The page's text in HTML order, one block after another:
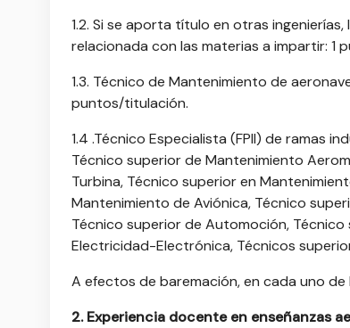
1.2. Si se aporta título en otras
relacionada con las materias a impartir: 1
1.3. Técnico de Mantenimiento de
puntos/titulación.
1.4 .Técnico Especialista (FPII) de ramas
Técnico superior de Mantenimiento
Turbina, Técnico superior en
Mantenimiento de Aviónica, Técnico
Técnico superior de Automoción,
Electricidad-Electrónica, Técnicos
A efectos de baremación, en cada uno
2. Experiencia docente en enseñanzas